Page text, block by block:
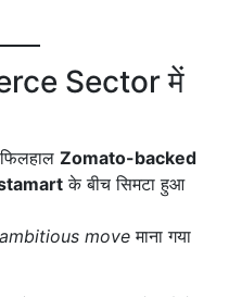
Sector में
Zomato-backed
के बीच सिमटा हुआ
move माना गया